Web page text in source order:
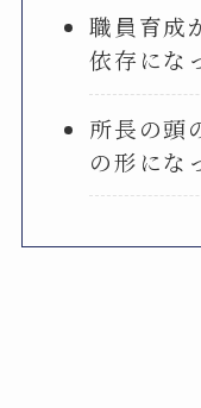
職員育成
依存にな
所長の頭
の形にな